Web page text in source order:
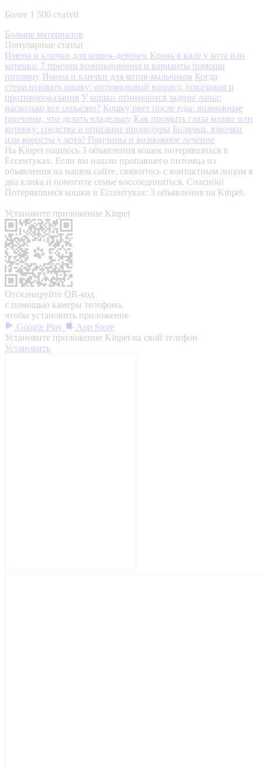
Более 1 500 статей
Больше материалов
Популярные статьи
Имена и клички для кошек-девочек Кровь в кале у кота или
котенка: 7 причин возникновения и варианты помощи
питомцу Имена и клички для котов-мальчиков Когда
стерилизовать кошку: оптимальный возраст, показания и
противопоказания У кошки отнимаются задние лапы:
насколько все серьезно? Кошку рвет после еды: возможные
причины, что делать владельцу Как промыть глаза кошке или
котенку: средства и описание процедуры Болячки, язвочки
или коросты у кота? Причины и возможное лечение
На Kinpet нашлось 3 объявления кошек потерявшихся в
Ессентуках. Если вы нашли пропавшего питомца из
объявления на нашем сайте, свяжитесь с контактным лицом в
два клика и помогите семье воссоединиться. Спасибо!
Потерявшиеся кошки в Ессентуках: 3 объявления на Kinpet.
Установите приложение Kinpet
Отсканируйте QR-код
с помощью камеры телефона,
чтобы установить приложение
Google Play
App Store
Установите приложение Kinpet на свой телефон
Установить